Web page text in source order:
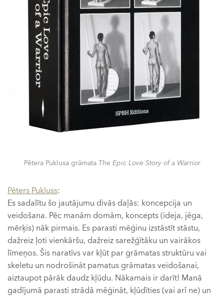
Pētera Puklusa grāmata The Epic Love Story of a Warrior
Pēters Pukluss:
Es sadalītu šo jautājumu divās daļās: koncepcija un
veidošana. Pēc manām domām, koncepts (ideja, jēga,
mērķis) nāk pirmais. Es parasti mēģinu izstāstīt stāstu,
dažreiz ļoti vienkāršu, dažreiz sarežģītāku un vairākos
līmeņos. Šis naratīvs var kļūt par grāmatas struktūru vai
skeletu un nodrošināt pamatus grāmatas veidošanai,
aiztaupot pārāk daudz kļūdu. Nākamais ir darīt! Manā
gadījumā parasti strādā mēģināt, kļūdīties (vai arī ne) un